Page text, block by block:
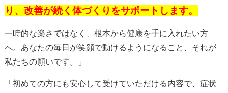
り、改善が続く体づくりをサポートします。
一時的な楽さではなく、根本から健康を手に入れたい方
へ。あなたの毎日が笑顔で動けるようになること、それが
私たちの願いです。」
「初めての方にも安心して受けていただける内容で、症状